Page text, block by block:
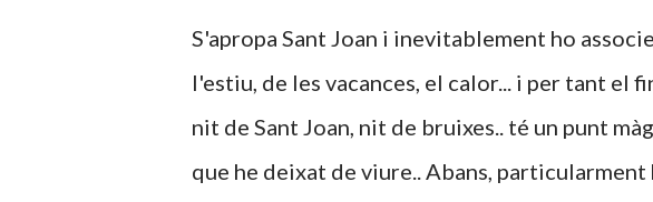
S'apropa Sant Joan i inevitablement ho
l'estiu, de les vacances, el calor... i per tant el
nit de Sant Joan, nit de bruixes.. té un punt
que he deixat de viure.. Abans,